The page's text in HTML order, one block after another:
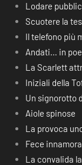
Lodare
Scuotere la
Il telefono più
Andati… in
La Scarlett
Iniziali della
Un signorotto
Aiole spinose
La provoca
Fece
La convalida